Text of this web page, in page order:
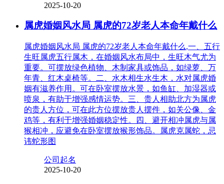
2025-10-20
属虎婚姻风水局 属虎的72岁老人本命年戴什么
属虎婚姻风水局 属虎的72岁老人本命年戴什么,一、五行
生旺属虎五行属木，在婚姻风水布局中，生旺木气尤为
重要。可摆放绿色植物、木制家具或饰品，如绿萝、万
年青、红木桌椅等。二、水木相生水生木，水对属虎婚
姻有滋养作用。可在卧室摆放水景，如鱼缸、加湿器或
喷泉，有助于增强感情运势。三、贵人相助北方为属虎
的贵人方位，可在此方位摆放贵人摆件，如关公像、金
鸡等，有利于增强婚姻稳定性。四、避开相冲属虎与属
猴相冲，应避免在卧室摆放猴形饰品。属虎克属蛇，忌
讳蛇形图
公司起名
2025-10-20